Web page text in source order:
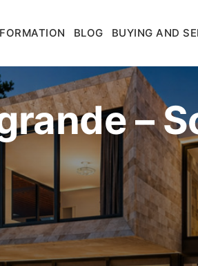
BLOG BUYING AND
–